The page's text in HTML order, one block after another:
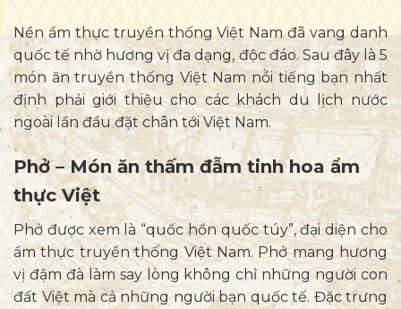
Việt Nam nổi
tiếng “đốn tim”
khách nước
ngoài
Nền ẩm thực truyền thống Việt Nam đã vang danh
quốc tế nhờ hương vị đa dạng, độc đáo. Sau đây là 5
món ăn truyền thống Việt Nam nổi tiếng bạn nhất
định phải giới thiệu cho các khách du lịch nước
ngoài lần đầu đặt chân tới Việt Nam.
Phở – Món ăn thấm đẫm tinh hoa ẩm
thực Việt
Phở được xem là “quốc hồn quốc túy”, đại diện cho
ẩm thực truyền thống Việt Nam. Phở mang hương
vị đậm đà làm say lòng không chỉ những người con
đất Việt mà cả những người bạn quốc tế. Đặc trưng